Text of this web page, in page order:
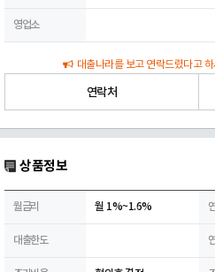
영업소
대출나라를 보고 연락드렸다고
연락처
상품정보
월금리 월 1%~1.6%
대출한도